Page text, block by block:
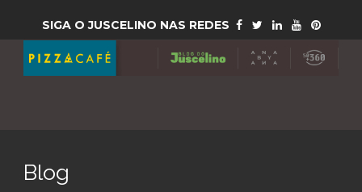
SIGA O JUSCELINO NAS REDES
Blog